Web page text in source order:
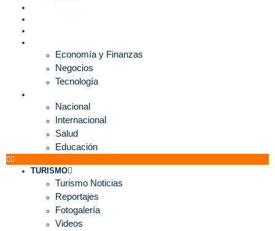
Economía y Finanzas
Negocios
Tecnología
Nacional
Internacional
Salud
Educación
TURISMO
Turismo Noticias
Reportajes
Fotogalería
Videos